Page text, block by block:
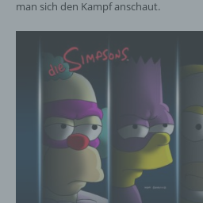
man sich den Kampf anschaut.